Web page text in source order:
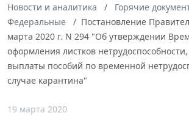
Новости и аналитика
Горячие
Федеральные
Постановление
марта 2020 г. N 294 "Об утверждении
оформления листков
выплаты пособий по временной
случае карантина"
19 марта 2020